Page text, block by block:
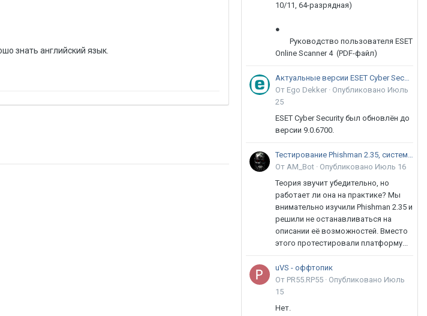
знать английский язык.
10/11, 64-разрядная)
●
Руководство пользователя ESET
Online Scanner 4 (PDF-файл)
Актуальные версии ESET Cyber Security 9
От Ego Dekker · Опубликовано Июль
25
ESET Cyber Security был обновлён до
версии 9.0.6700.
Тестирование Phishman 2.35, системы повышения осведомлённости пользователей в сфере ИБ
От AM_Bot · Опубликовано Июль 16
Теория звучит убедительно, но
работает ли она на практике? Мы
внимательно изучили Phishman 2.35 и
решили не останавливаться на
описании её возможностей. Вместо
этого протестировали платформу...
uVS - оффтопик
От PR55.RP55 · Опубликовано Июль
15
Нет.